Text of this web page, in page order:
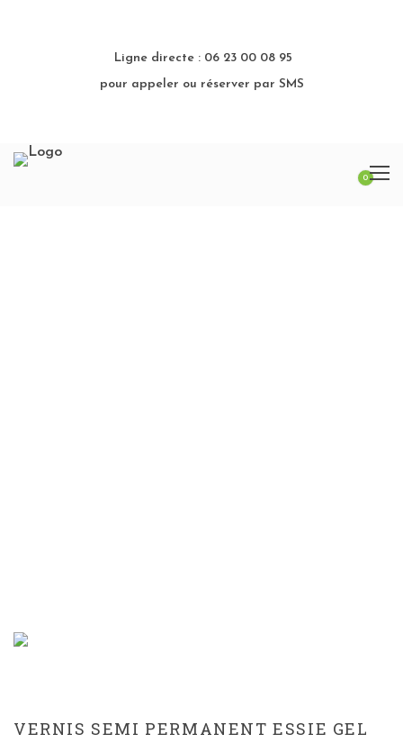
Ligne directe : 06 23 00 08 95
pour appeler ou réserver par SMS
0
VERNIS SEMI PERMANENT ESSIE GEL